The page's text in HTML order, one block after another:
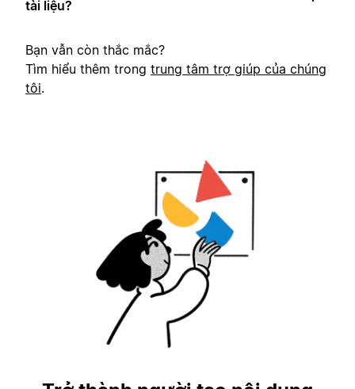
tài liệu?
Bạn vẫn còn thắc mắc?
Tìm hiểu thêm trong trung tâm trợ giúp của chúng
tôi.